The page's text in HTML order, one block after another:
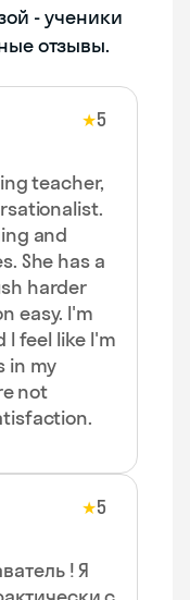
- ученики
отзывы.
★5
teacher,
and
She has a
harder
easy. I'm
feel like I'm
in my
not
★5
! Я